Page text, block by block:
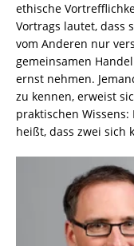
ethische
Vortrags lautet, dass
vom Anderen nur
gemeinsamen
ernst nehmen.
zu kennen, erweist
praktischen
heißt, dass zwei sich